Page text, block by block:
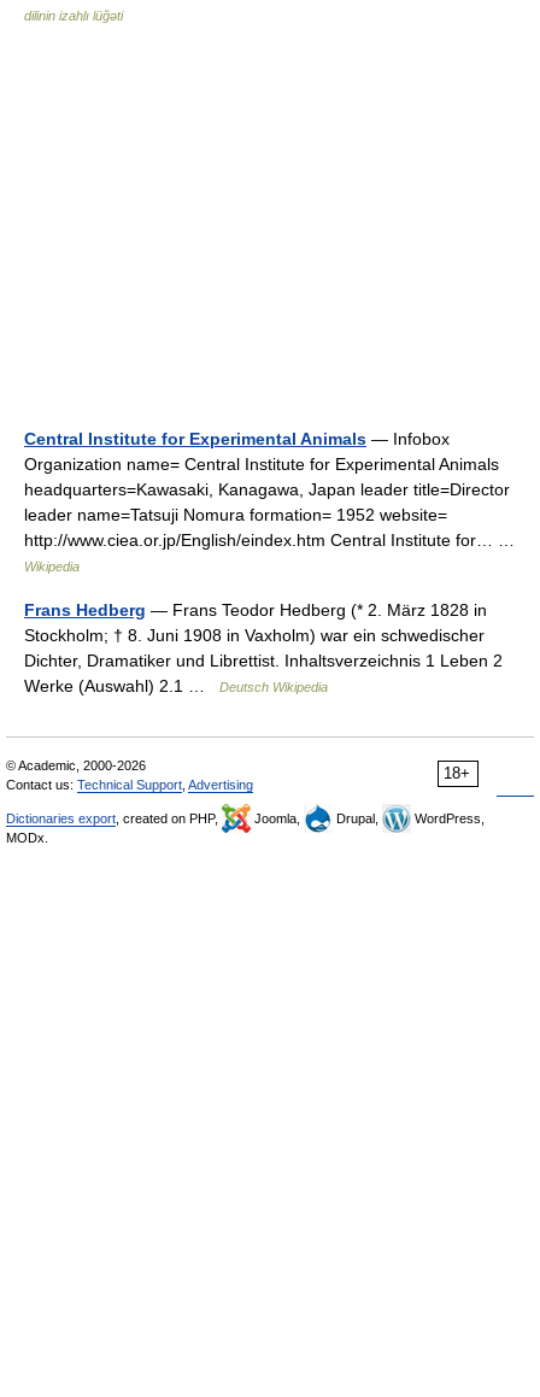
dilinin izahlı lüğəti
Central Institute for Experimental Animals — Infobox
Organization name= Central Institute for Experimental Animals
headquarters=Kawasaki, Kanagawa, Japan leader title=Director
leader name=Tatsuji Nomura formation= 1952 website=
http://www.ciea.or.jp/English/eindex.htm Central Institute for… …
Wikipedia
Frans Hedberg — Frans Teodor Hedberg (* 2. März 1828 in
Stockholm; † 8. Juni 1908 in Vaxholm) war ein schwedischer
Dichter, Dramatiker und Librettist. Inhaltsverzeichnis 1 Leben 2
Werke (Auswahl) 2.1 …
Deutsch Wikipedia
18+
© Academic, 2000-2026
Contact us: Technical Support Advertising
Dictionaries export , created on PHP, Joomla, Drupal,
WordPress,
MODx.